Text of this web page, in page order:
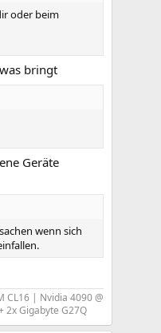
oder beim
bringt
Geräte
wenn sich
CL16 | Nvidia 4090 @
2x Gigabyte G27Q​